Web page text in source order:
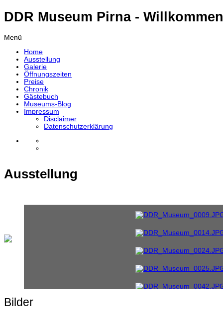
DDR Museum Pirna -
Menü
Home
Ausstellung
Galerie
Öffnungszeiten
Preise
Chronik
Gästebuch
Museums-Blog
Impressum
Disclaimer
Datenschutzerklärung
Ausstellung
Bilder